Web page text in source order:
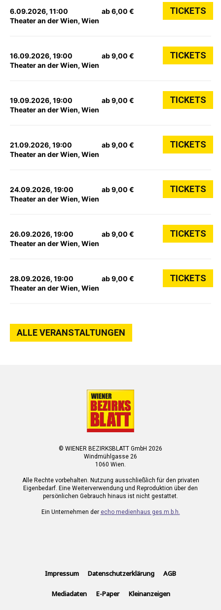
6.09.2026, 11:00
Theater an der Wien, Wien
ab 6,00 € TICKETS
16.09.2026, 19:00
Theater an der Wien, Wien
ab 9,00 € TICKETS
19.09.2026, 19:00
Theater an der Wien, Wien
ab 9,00 € TICKETS
21.09.2026, 19:00
Theater an der Wien, Wien
ab 9,00 € TICKETS
24.09.2026, 19:00
Theater an der Wien, Wien
ab 9,00 € TICKETS
26.09.2026, 19:00
Theater an der Wien, Wien
ab 9,00 € TICKETS
28.09.2026, 19:00
Theater an der Wien, Wien
ab 9,00 € TICKETS
ALLE VERANSTALTUNGEN
© WIENER BEZIRKSBLATT GmbH 2026
Windmühlgasse 26
1060 Wien.
Alle Rechte vorbehalten. Nutzung ausschließlich für den privaten
Eigenbedarf. Eine Weiterverwendung und Reproduktion über den
persönlichen Gebrauch hinaus ist nicht gestattet.
Ein Unternehmen der echo medienhaus ges.m.b.h.
Impressum Datenschutzerklärung AGB
Mediadaten E-Paper Kleinanzeigen